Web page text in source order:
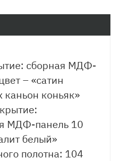
сборная МДФ-
– «сатин
каньон коньяк»
МДФ-панель 10
белый»
полотна: 104